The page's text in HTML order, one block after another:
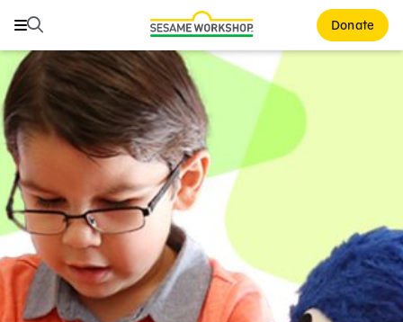
Buscar Donate
Buscar
Family Resources
ABCs and 123s
Healthy Minds and Bodies
Tough Topics
Courses and Webinars
Games and Storybooks
Our Work